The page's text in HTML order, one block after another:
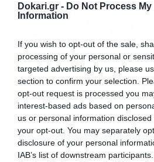
Dokari.gr - Do Not Process My
Information
If you wish to opt-out of the sale,
processing of your personal or
targeted advertising by us, please
section to confirm your selection.
opt-out request is processed you
interest-based ads based on
us or personal information
your opt-out. You may separately
disclosure of your personal
IAB’s list of downstream
02/08/2026 21:13
Ηρακλής: Θετικές
ισοπαλία με την Πάρμα –
χαρακτήρα στην Ιταλία